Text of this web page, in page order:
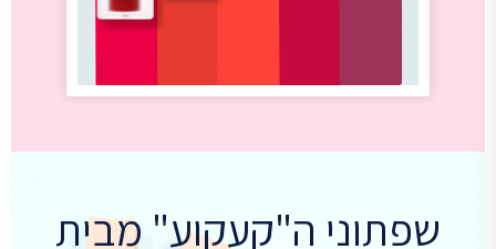
שפתוני ה"קעקוע" מבית